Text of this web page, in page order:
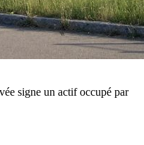
signe un actif occupé par